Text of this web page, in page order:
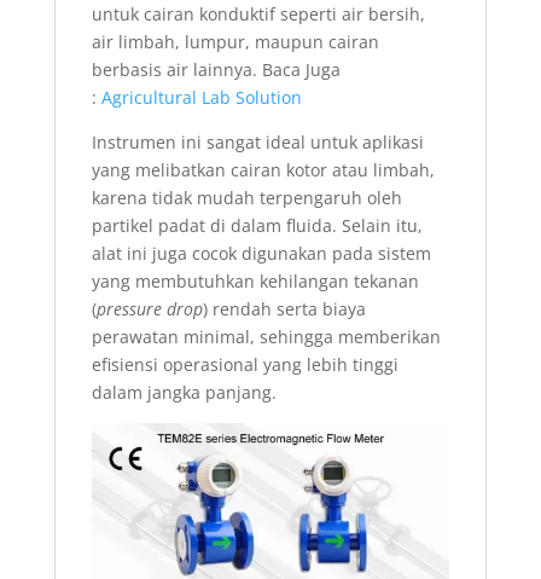
untuk cairan konduktif seperti air bersih,
air limbah, lumpur, maupun cairan
berbasis air lainnya. Baca Juga
: Agricultural Lab Solution
Instrumen ini sangat ideal untuk aplikasi
yang melibatkan cairan kotor atau limbah,
karena tidak mudah terpengaruh oleh
partikel padat di dalam fluida. Selain itu,
alat ini juga cocok digunakan pada sistem
yang membutuhkan kehilangan tekanan
(pressure drop) rendah serta biaya
perawatan minimal, sehingga memberikan
efisiensi operasional yang lebih tinggi
dalam jangka panjang.